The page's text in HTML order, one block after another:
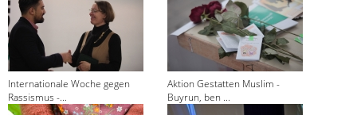
Internationale Woche gegen
Rassismus -...
Aktion Gestatten Muslim -
Buyrun, ben ...